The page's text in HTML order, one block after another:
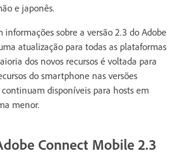
e japonês.
sobre a versão 2.3 do Adobe
atualização para todas as plataformas
dos novos recursos é voltada para
do smartphone nas versões
disponíveis para hosts em
menor.
Connect Mobile 2.3